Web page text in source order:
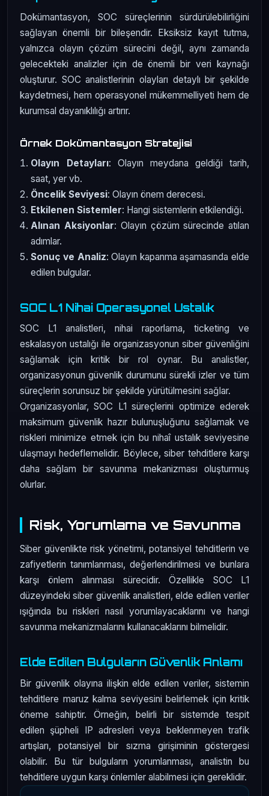
Dokümantasyon, SOC süreçlerinin sürdürülebilirliğini
sağlayan önemli bir bileşendir. Eksiksiz kayıt tutma,
yalnızca olayın çözüm sürecini değil, aynı zamanda
gelecekteki analizler için de önemli bir veri kaynağı
oluşturur. SOC analistlerinin olayları detaylı bir şekilde
kaydetmesi, hem operasyonel mükemmelliyeti hem de
kurumsal dayanıklılığı artırır.
Örnek Dokümantasyon Stratejisi
Olayın Detayları: Olayın meydana geldiği tarih,
saat, yer vb.
Öncelik Seviyesi: Olayın önem derecesi.
Etkilenen Sistemler: Hangi sistemlerin etkilendiği.
Alınan Aksiyonlar: Olayın çözüm sürecinde atılan
adımlar.
Sonuç ve Analiz: Olayın kapanma aşamasında elde
edilen bulgular.
SOC L1 Nihai Operasyonel Ustalık
SOC L1 analistleri, nihai raporlama, ticketing ve
eskalasyon ustalığı ile organizasyonun siber güvenliğini
sağlamak için kritik bir rol oynar. Bu analistler,
organizasyonun güvenlik durumunu sürekli izler ve tüm
süreçlerin sorunsuz bir şekilde yürütülmesini sağlar.
Organizasyonlar, SOC L1 süreçlerini optimize ederek
maksimum güvenlik hazır bulunuşluğunu sağlamak ve
riskleri minimize etmek için bu nihaî ustalık seviyesine
ulaşmayı hedeflemelidir. Böylece, siber tehditlere karşı
daha sağlam bir savunma mekanizması oluşturmuş
olurlar.
Risk, Yorumlama ve Savunma
Siber güvenlikte risk yönetimi, potansiyel tehditlerin ve
zafiyetlerin tanımlanması, değerlendirilmesi ve bunlara
karşı önlem alınması sürecidir. Özellikle SOC L1
düzeyindeki siber güvenlik analistleri, elde edilen veriler
ışığında bu riskleri nasıl yorumlayacaklarını ve hangi
savunma mekanizmalarını kullanacaklarını bilmelidir.
Elde Edilen Bulguların Güvenlik Anlamı
Bir güvenlik olayına ilişkin elde edilen veriler, sistemin
tehditlere maruz kalma seviyesini belirlemek için kritik
öneme sahiptir. Örneğin, belirli bir sistemde tespit
edilen şüpheli IP adresleri veya beklenmeyen trafik
artışları, potansiyel bir sızma girişiminin göstergesi
olabilir. Bu tür bulguların yorumlanması, analistin bu
tehditlere uygun karşı önlemler alabilmesi için gereklidir.